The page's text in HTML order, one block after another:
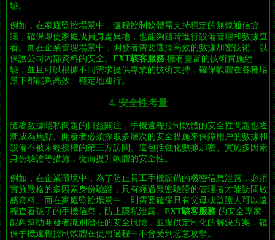
驗。
例如，在家庭監控場景中，遠程控制軟體需支持穩定的無線通信協
議，確保即使家庭成員身處異地，也能夠隨時進行設備管理和數據查
看。而在企業管理場景中，開發者需要選擇高效的數據加密技術，以
保護公司內部資料的安全。 EXT駭客服務 擁有豐富的技術實施經
驗，並且可以根據不同需求提供專業的技術支持，確保軟體在各種場
景下都能夠高效、穩定地運行。
4. 安全性考量
隨著數據隱私問題的日益關注，手機遠程控制軟體的安全性問題也逐
漸成為焦點。開發者必須採取多層次的安全措施來保障用戶的數據和
設備不被未經授權的第三方訪問。這包括強化數據加密、實施多因素
身份驗證等措施，從而提升軟體的安全性。
例如，在企業環境中，為了防止員工手機設備的機密信息泄露，必須
實施嚴格的多因素身份驗證，只有經過嚴密驗證的管理者才能訪問敏
感資料。而在家庭監控場景中，則需要確保只有父母或監護人可以遠
程查看孩子的手機信息，防止隱私泄露。 EXT駭客服務 的安全專家
能夠幫助開發者識別潛在的安全風險，並提供定制化的解決方案，確
保手機遠程控制軟體在使用過程中不會受到惡意攻擊。